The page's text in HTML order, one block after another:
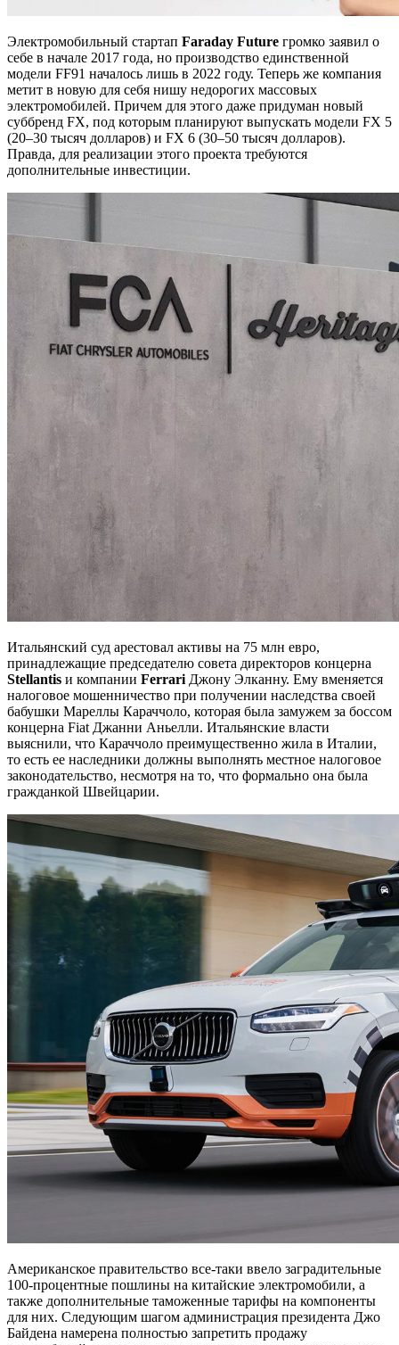
Электромобильный стартап Faraday Future громко заявил о
себе в начале 2017 года, но производство единственной
модели FF91 началось лишь в 2022 году. Теперь же компания
метит в новую для себя нишу недорогих массовых
электромобилей. Причем для этого даже придуман новый
суббренд FX, под которым планируют выпускать модели FX 5
(20–30 тысяч долларов) и FX 6 (30–50 тысяч долларов).
Правда, для реализации этого проекта требуются
дополнительные инвестиции.
Итальянский суд арестовал активы на 75 млн евро,
принадлежащие председателю совета директоров концерна
Stellantis и компании Ferrari Джону Элканну. Ему вменяется
налоговое мошенничество при получении наследства своей
бабушки Мареллы Караччоло, которая была замужем за боссом
концерна Fiat Джанни Аньелли. Итальянские власти
выяснили, что Караччоло преимущественно жила в Италии,
то есть ее наследники должны выполнять местное налоговое
законодательство, несмотря на то, что формально она была
гражданкой Швейцарии.
Американское правительство все-таки ввело заградительные
100-процентные пошлины на китайские электромобили, а
также дополнительные таможенные тарифы на компоненты
для них. Следующим шагом администрация президента Джо
Байдена намерена полностью запретить продажу